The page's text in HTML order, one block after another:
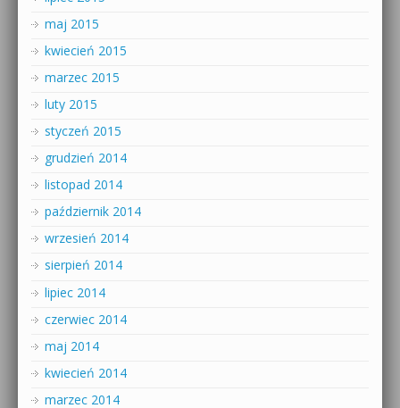
maj 2015
kwiecień 2015
marzec 2015
luty 2015
styczeń 2015
grudzień 2014
listopad 2014
październik 2014
wrzesień 2014
sierpień 2014
lipiec 2014
czerwiec 2014
maj 2014
kwiecień 2014
marzec 2014